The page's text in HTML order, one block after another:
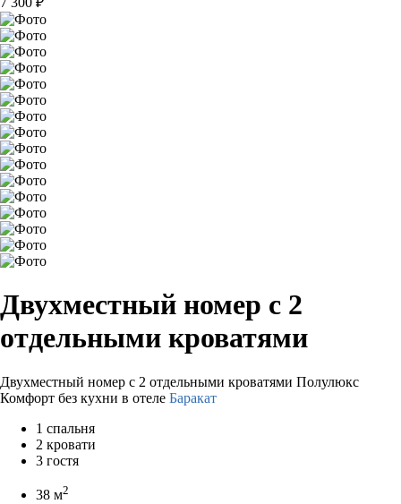
Двухместный номер с 2
отдельными кроватями
Двухместный номер с 2 отдельными кроватями Полулюкс
Комфорт без кухни в отеле Баракат
1 спальня
2 кровати
3 гостя
38 м2